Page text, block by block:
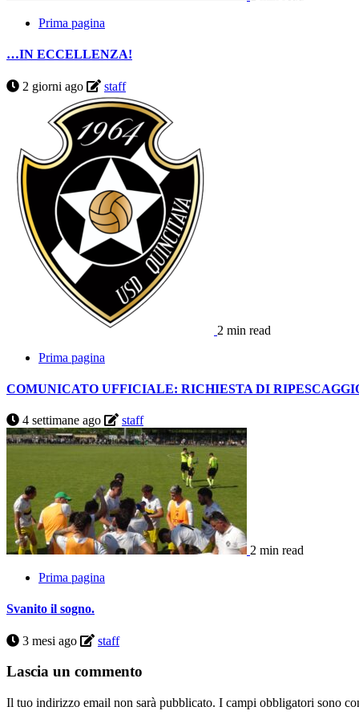
Prima pagina
…IN ECCELLENZA!
2 giorni ago staff
2 min read
Prima pagina
COMUNICATO UFFICIALE: RICHIESTA DI
4 settimane ago staff
2 min read
Prima pagina
Svanito il sogno.
3 mesi ago staff
Lascia un commento
Il tuo indirizzo email non sarà pubblicato. I campi obbligatori sono